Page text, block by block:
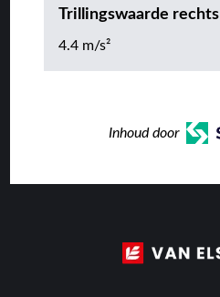
Trillingswaarde rechts
4.4 m/s²
Inhoud door